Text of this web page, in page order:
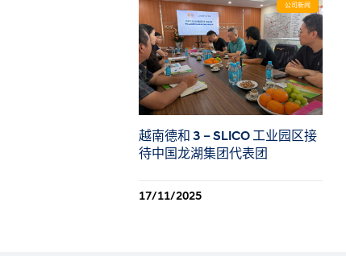
公司新闻
越南德和 3 – SLICO 工业园区接
待中国龙湖集团代表团
17/11/2025